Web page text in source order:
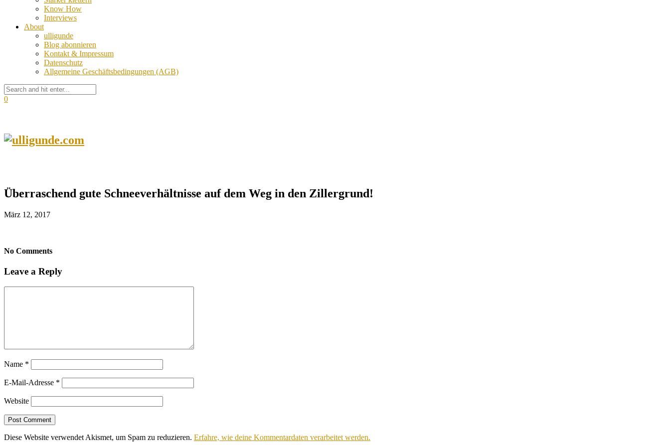
Know How
Interviews
About
ulligunde
Blog abonnieren
Kontakt & Impressum
Datenschutz
Allgemeine Geschäftsbedingungen (AGB)
0
Überraschend gute Schneeverhältnisse auf dem Weg in den Zillergrund!
März 12, 2017
No Comments
Leave a Reply
Name *
E-Mail-Adresse *
Website
Diese Website verwendet Akismet, um Spam zu reduzieren. Erfahre, wie deine Kommentardaten verarbeitet werden.